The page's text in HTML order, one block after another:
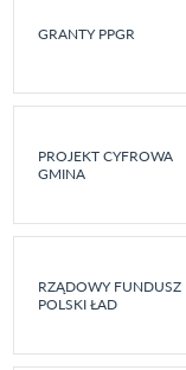
GRANTY PPGR
PROJEKT CYFROWA
GMINA
RZĄDOWY FUNDUSZ
POLSKI ŁAD